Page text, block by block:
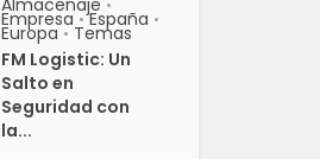
Almacenaje •
Empresa • España •
Europa • Temas
FM Logistic: Un
Salto en
Seguridad con
la...